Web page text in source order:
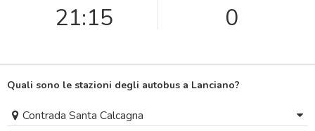
21:15 0
Quali sono le stazioni degli autobus a Lanciano?
Contrada Santa Calcagna